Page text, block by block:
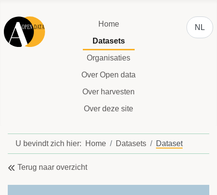
Home
Datasets
Organisaties
Over Open data
Over harvesten
Over deze site
NL
U bevindt zich hier: Home Datasets Dataset
Terug naar overzicht